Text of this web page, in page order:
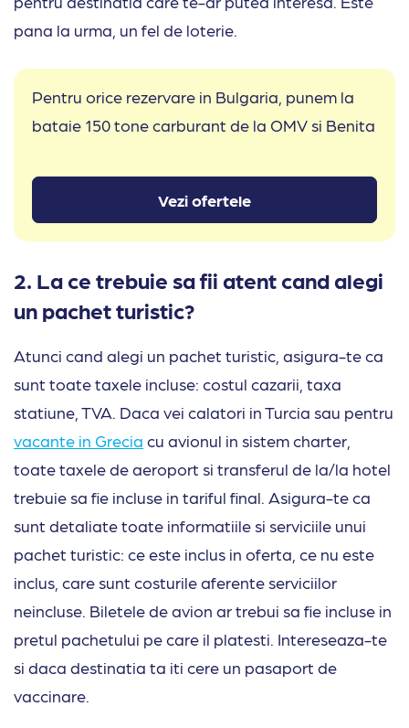
pana la urma, un fel de loterie.
Pentru orice rezervare in Bulgaria, punem la
bataie 150 tone carburant de la OMV si Benita
Vezi ofertele
2. La ce trebuie sa fii atent cand alegi
un pachet turistic?
Atunci cand alegi un pachet turistic, asigura-te ca
sunt toate taxele incluse: costul cazarii, taxa
statiune, TVA. Daca vei calatori in Turcia sau pentru
vacante in Grecia cu avionul in sistem charter,
toate taxele de aeroport si transferul de la/la hotel
trebuie sa fie incluse in tariful final. Asigura-te ca
sunt detaliate toate informatiile si serviciile unui
pachet turistic: ce este inclus in oferta, ce nu este
inclus, care sunt costurile aferente serviciilor
neincluse. Biletele de avion ar trebui sa fie incluse in
pretul pachetului pe care il platesti. Intereseaza-te
si daca destinatia ta iti cere un pasaport de
vaccinare.